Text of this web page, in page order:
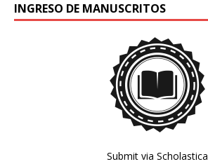
INGRESO DE MANUSCRITOS
Submit via Scholastica